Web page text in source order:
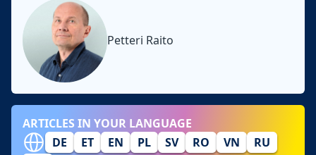
Petteri Raito
ARTICLES IN YOUR LANGUAGE
DE
ET EN PL SV RO VN
RU